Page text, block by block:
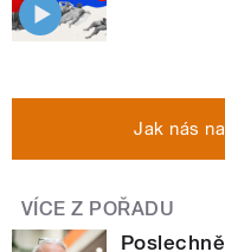
Jak nás
VÍCE Z POŘADU